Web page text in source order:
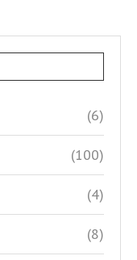
(6)
(100)
(4)
(8)